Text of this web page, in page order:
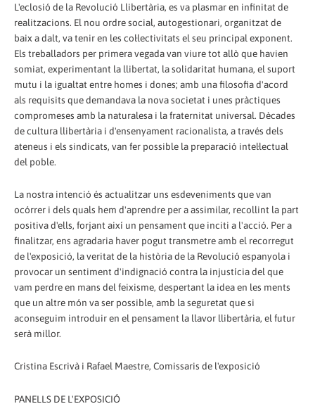
L'eclosió de la Revolució Llibertària, es va plasmar en infinitat de
realitzacions. El nou ordre social, autogestionari, organitzat de
baix a dalt, va tenir en les col·lectivitats el seu principal exponent.
Els treballadors per primera vegada van viure tot allò que havien
somiat, experimentant la llibertat, la solidaritat humana, el suport
mutu i la igualtat entre homes i dones; amb una filosofia d'acord
als requisits que demandava la nova societat i unes pràctiques
compromeses amb la naturalesa i la fraternitat universal. Dècades
de cultura llibertària i d'ensenyament racionalista, a través dels
ateneus i els sindicats, van fer possible la preparació intel·lectual
del poble.
La nostra intenció és actualitzar uns esdeveniments que van
ocórrer i dels quals hem d'aprendre per a assimilar, recollint la part
positiva d'ells, forjant així un pensament que inciti a l'acció. Per a
finalitzar, ens agradaria haver pogut transmetre amb el recorregut
de l'exposició, la veritat de la història de la Revolució espanyola i
provocar un sentiment d'indignació contra la injustícia del que
vam perdre en mans del feixisme, despertant la idea en les ments
que un altre món va ser possible, amb la seguretat que si
aconseguim introduir en el pensament la llavor llibertària, el futur
serà millor.
Cristina Escrivà i Rafael Maestre, Comissaris de l'exposició
PANELLS DE L'EXPOSICIÓ